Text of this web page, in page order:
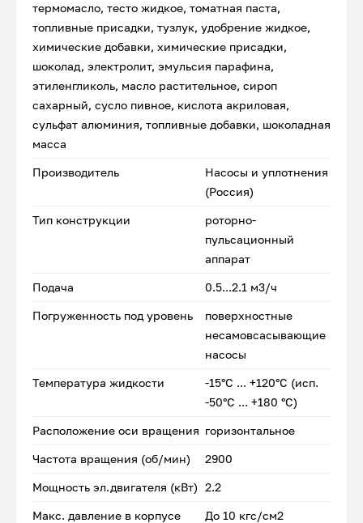
термомасло, тесто жидкое, томатная паста,
топливные присадки, тузлук, удобрение жидкое,
химические добавки, химические присадки,
шоколад, электролит, эмульсия парафина,
этиленгликоль, масло растительное, сироп
сахарный, сусло пивное, кислота акриловая,
сульфат алюминия, топливные добавки, шоколадная
масса
Производитель
Насосы и уплотнения
(Россия)
Тип конструкции
роторно-
пульсационный
аппарат
Подача 0.5...2.1 м3/ч
Погруженность под уровень
поверхностные
несамовсасывающие
насосы
Температура жидкости
-15°С ... +120°С (исп.
-50°С ... +180 °С)
Расположение оси вращения горизонтальное
Частота вращения (об/мин) 2900
Мощность эл.двигателя (кВт) 2.2
Макс. давление в корпусе До 10 кгс/см2